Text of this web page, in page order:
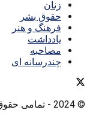
زنان
حقوق بشر
فرهنگ و هنر
یادداشت
مصاحبه
چندرسانه ای
© 2024 - تمامی